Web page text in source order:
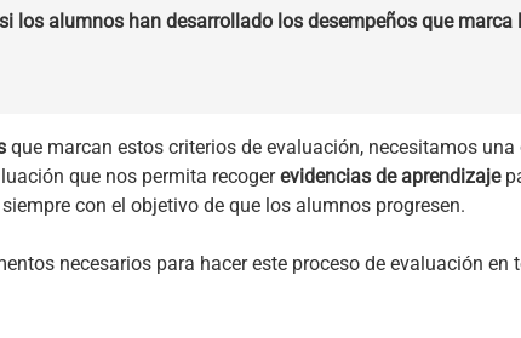
los alumnos han desarrollado los desempeños que marca
que marcan estos criterios de evaluación, necesitamos una
que nos permita recogerevidencias de aprendizaje
con el objetivo de que los alumnos progresen.
necesarios para hacer este proceso de evaluación en